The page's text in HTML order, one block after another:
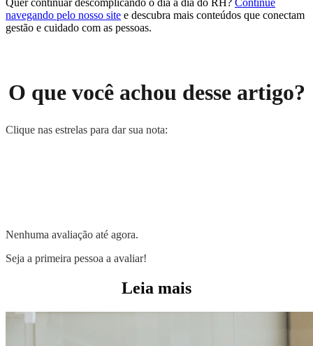
Quer continuar descomplicando o dia a dia do RH? Continue
navegando pelo nosso site e descubra mais conteúdos que conectam
gestão e cuidado com as pessoas.
O que você achou desse artigo?
Clique nas estrelas para dar sua nota:
Nenhuma avaliação até agora.
Seja a primeira pessoa a avaliar!
Leia mais